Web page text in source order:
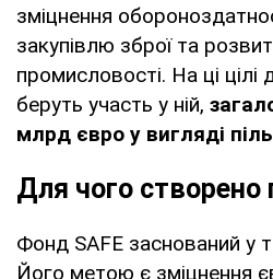
зміцнення
закупівлю зброї та
промисловості. На ці
беруть участь у ній,
млрд євро у вигляді
Для чого створено
Фонд SAFE заснований у
Його метою є зміцнення